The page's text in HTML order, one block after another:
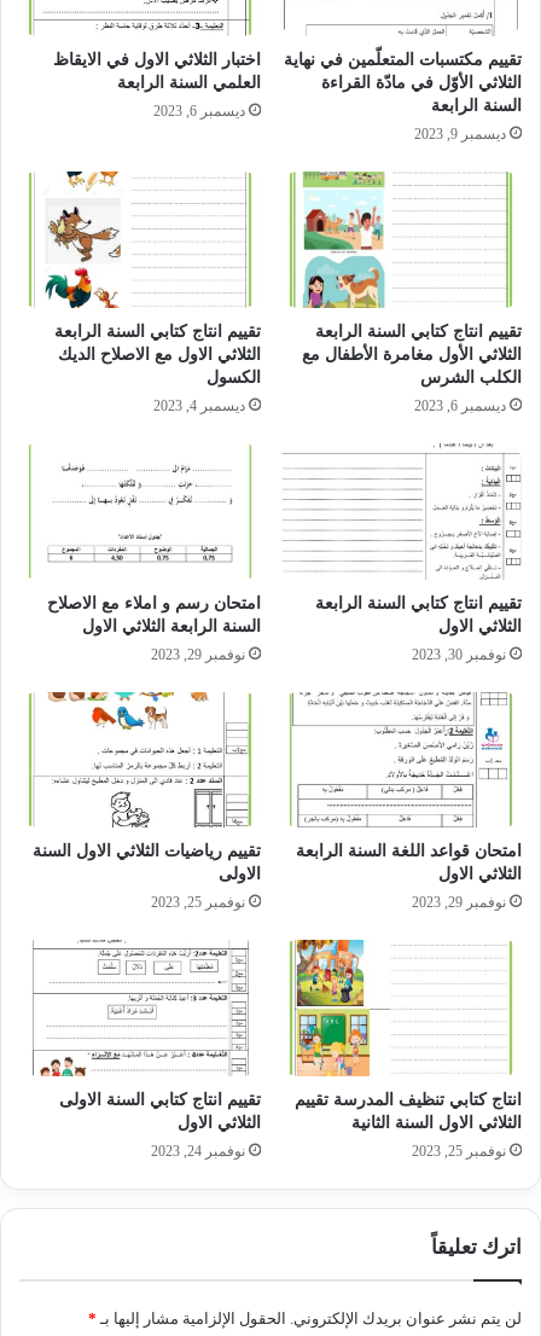
تقييم مكتسبات المتعلّمين في نهاية
الثلاثي الأوّل في مادّة القراءة
السنة الرابعة
ديسمبر 9, 2023
اختبار الثلاثي الاول في الايقاظ
العلمي السنة الرابعة
ديسمبر 6, 2023
تقييم انتاج كتابي السنة الرابعة
الثلاثي الأول مغامرة الأطفال مع
الكلب الشرس
ديسمبر 6, 2023
تقييم انتاج كتابي السنة الرابعة
الثلاثي الاول مع الاصلاح الديك
الكسول
ديسمبر 4, 2023
تقييم انتاج كتابي السنة الرابعة
الثلاثي الاول
نوفمبر 30, 2023
امتحان رسم و املاء مع الاصلاح
السنة الرابعة الثلاثي الاول
نوفمبر 29, 2023
امتحان قواعد اللغة السنة الرابعة
الثلاثي الاول
نوفمبر 29, 2023
تقييم رياضيات الثلاثي الاول السنة
الاولى
نوفمبر 25, 2023
انتاج كتابي تنظيف المدرسة تقييم
الثلاثي الاول السنة الثانية
نوفمبر 25, 2023
تقييم انتاج كتابي السنة الاولى
الثلاثي الاول
نوفمبر 24, 2023
اترك تعليقاً
لن يتم نشر عنوان بريدك الإلكتروني. الحقول الإلزامية مشار إليها بـ *